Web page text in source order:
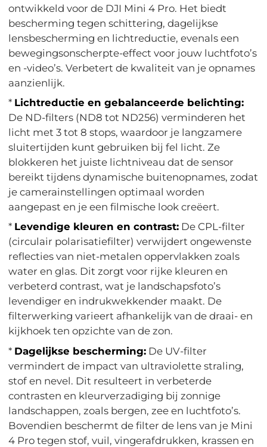
ontwikkeld voor de DJI Mini 4 Pro. Het biedt
bescherming tegen schittering, dagelijkse
lensbescherming en lichtreductie, evenals een
bewegingsonscherpte-effect voor jouw luchtfoto’s
en -video’s. Verbetert de kwaliteit van je opnames
aanzienlijk.
* Lichtreductie en gebalanceerde belichting:
De ND-filters (ND8 tot ND256) verminderen het
licht met 3 tot 8 stops, waardoor je langzamere
sluitertijden kunt gebruiken bij fel licht. Ze
blokkeren het juiste lichtniveau dat de sensor
bereikt tijdens dynamische buitenopnames, zodat
je camerainstellingen optimaal worden
aangepast en je een filmische look creëert.
* Levendige kleuren en contrast: De CPL-filter
(circulair polarisatiefilter) verwijdert ongewenste
reflecties van niet-metalen oppervlakken zoals
water en glas. Dit zorgt voor rijke kleuren en
verbeterd contrast, wat je landschapsfoto’s
levendiger en indrukwekkender maakt. De
filterwerking varieert afhankelijk van de draai- en
kijkhoek ten opzichte van de zon.
* Dagelijkse bescherming: De UV-filter
vermindert de impact van ultraviolette straling,
stof en nevel. Dit resulteert in verbeterde
contrasten en kleurverzadiging bij zonnige
landschappen, zoals bergen, zee en luchtfoto’s.
Bovendien beschermt de filter de lens van je Mini
4 Pro tegen stof, vuil, vingerafdrukken, krassen en